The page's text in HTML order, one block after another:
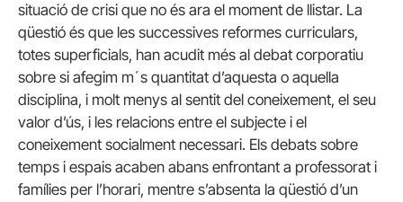
situació de crisi que no és ara el moment de llistar. La
qüestió és que les successives reformes curriculars,
totes superficials, han acudit més al debat corporatiu
sobre si afegim m´s quantitat d’aquesta o aquella
disciplina, i molt menys al sentit del coneixement, el seu
valor d’ús, i les relacions entre el subjecte i el
coneixement socialment necessari. Els debats sobre
temps i espais acaben abans enfrontant a professorat i
famílies per l’horari, mentre s’absenta la qüestió d’un